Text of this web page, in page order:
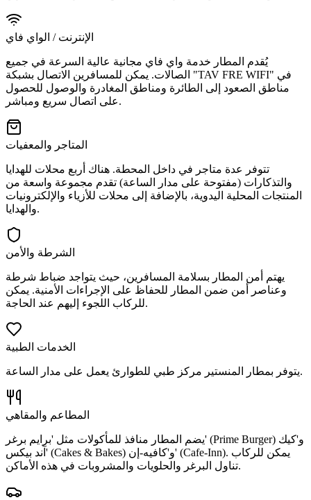
الإنترنت / الواي فاي
يُقدم المطار خدمة واي فاي مجانية عالية السرعة في جميع
الصالات. يمكن للمسافرين الاتصال بشبكة "TAV FRE WIFI" في
مناطق الصعود إلى الطائرة ومناطق المغادرة والوصول للحصول
على اتصال سريع ومباشر.
المتاجر والمعفيات
تتوفر عدة متاجر في داخل المحطة. هناك أربع محلات للهدايا
والتذكارات (مفتوحة على مدار الساعة) تقدم مجموعة واسعة من
المنتجات المحلية اليدوية، بالإضافة إلى محلات للأزياء والإلكترونيات
والهدايا.
الشرطة والأمن
يهتم أمن المطار بسلامة المسافرين، حيث يتواجد ضباط شرطة
وعناصر أمن ضمن المطار للحفاظ على الإجراءات الأمنية. يمكن
للركاب اللجوء إليهم عند الحاجة.
الخدمات الطبية
يتوفر بمطار المنستير مركز طبي للطوارئ يعمل على مدار الساعة.
المطاعم والمقاهي
يضم المطار منافذ للمأكولات مثل 'برايم برغر' (Prime Burger) و'كيك
آند بيكس' (Cakes & Bakes) و'كافيه-إن' (Cafe-Inn). يمكن للركاب
تناول البرغر والحلويات والمشروبات في هذه الأماكن.